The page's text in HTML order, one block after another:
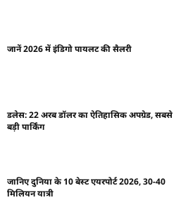
जानें 2026 में इंडिगो पायलट की सैलरी
डलेस: 22 अरब डॉलर का ऐतिहासिक अपग्रेड, सबसे
बड़ी पार्किंग
जानिए दुनिया के 10 बेस्ट एयरपोर्ट 2026, 30-40
मिलियन यात्री